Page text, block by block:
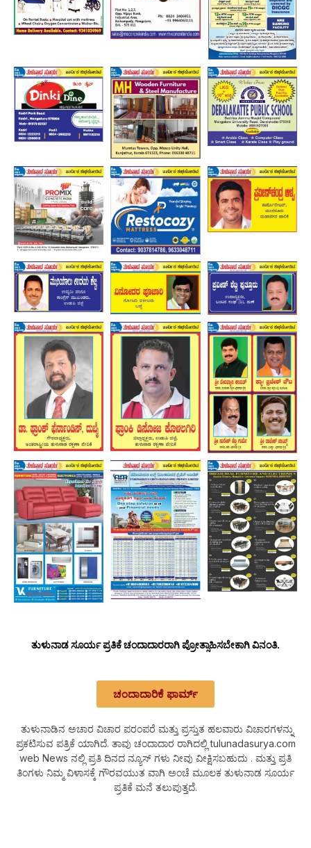
ತುಳುನಾಡ ಸೂರ್ಯ ಪ್ರತಿಕೆ ಚಂದಾದಾರರಾಗಿ ಪ್ರೋತ್ಸಾಹಿಸಬೇಕಾಗಿ ವಿನಂತಿ.
ಚಂದಾದಾರಿಕೆ ಫಾರ್ಮ್
ತುಳುನಾಡಿನ ಅಚಾರ ವಿಚಾರ ಪರಂಪರೆ ಮತ್ತು ಪ್ರಸ್ತುತ ಹಲವಾರು ವಿಚಾರಗಳನ್ನು
ಪ್ರಕಟಿಸುವ ಪತ್ರಿಕೆ ಯಾಗಿದೆ. ತಾವು ಚಂದಾದಾರ ರಾಗಿದಲ್ಲಿ tulunadasurya.com
web News ನಲ್ಲಿ ಪ್ರತಿ ದಿನದ ನ್ಯೂಸ್ ಗಳು ನೀವು ವೀಕ್ಷಿಸಬಹುದು . ಮತ್ತು ಪ್ರತಿ
ತಿಂಗಳು ನಿಮ್ಮ ವಿಳಾಸಕ್ಕೆ ಗೌರವಯುತ ವಾಗಿ ಅಂಚೆ ಮೂಲಕ ತುಳುನಾಡ ಸೂರ್ಯ
ಪ್ರತಿಕೆ ಮನೆ ತಲುಪುತ್ತದೆ.